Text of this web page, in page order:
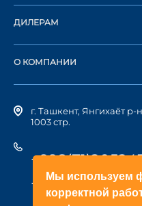
Мы используем
корректной
Оформить заказ
Каталог
ДИЛЕРАМ
Стать дилером
О КОМПАНИИ
История компании
г. Ташкент, Янгихаёт
1003 стр.